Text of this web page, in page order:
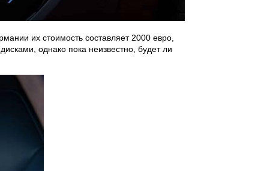
их стоимость составляет 2000 евро,
однако пока неизвестно, будет ли